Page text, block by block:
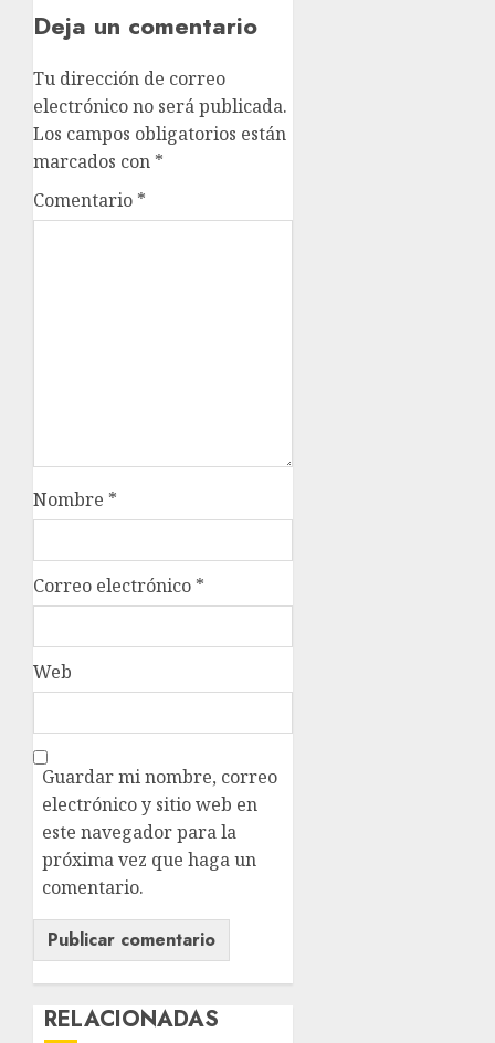
Deja un comentario
Tu dirección de correo
electrónico no será publicada.
Los campos obligatorios están
marcados con *
Comentario *
Nombre *
Correo electrónico *
Web
Guardar mi nombre, correo
electrónico y sitio web en
este navegador para la
próxima vez que haga un
comentario.
RELACIONADAS